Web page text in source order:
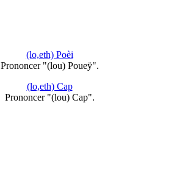
(lo,eth) Poèi
Prononcer "(lou) Poueÿ".
(lo,eth) Cap
Prononcer "(lou) Cap".